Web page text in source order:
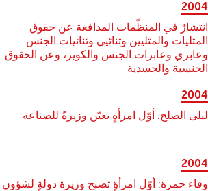
2004
انتشارٌ في المنظّمات المدافعة عن حقوق
المثليات والمثليين وثنائيي وثنائيات الجنس
وعابري وعابرات الجنس والكوير، وعن الحقوق
الجنسية والجسدية
2004
ليلى الصلح: أوّل امرأةٍ تعيّن وزيرةً للصناعة
2004
وفاء حمزة: أوّل امرأةٍ تصبح وزيرة دولةٍ لشؤون